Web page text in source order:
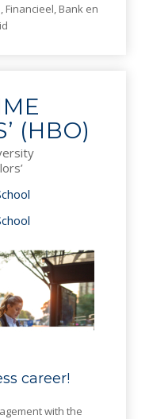
Financieel, Bank en
(HBO)
career!
with the